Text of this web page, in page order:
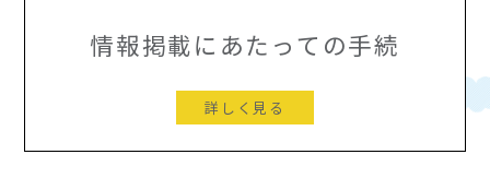
情報掲載にあたっての手続
詳しく見る